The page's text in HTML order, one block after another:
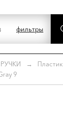
фильтры
РУЧКИ → Пластик
9